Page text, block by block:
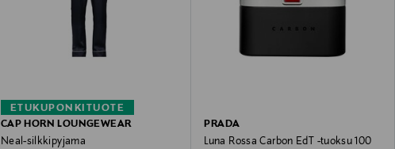
ETUKUPONKITUOTE
CAP HORN LOUNGEWEAR
Neal-silkkipyjama
PRADA
Luna Rossa Carbon EdT -tuoksu 100